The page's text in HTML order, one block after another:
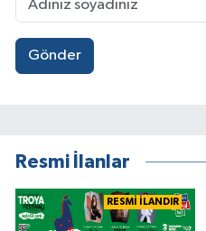
Gönder
Resmi İlanlar
RESMİ İLANDIR